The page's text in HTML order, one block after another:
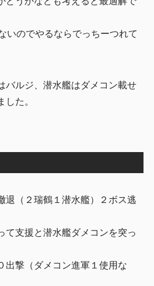
いのでやるならでっちーつれて
バルジ、潜水艦はダメコン載せ
した。
退（２瑞鶴１潜水艦）２ボス逃
て支援と潜水艦ダメコンを突っ
出撃（ダメコン進軍１使用な